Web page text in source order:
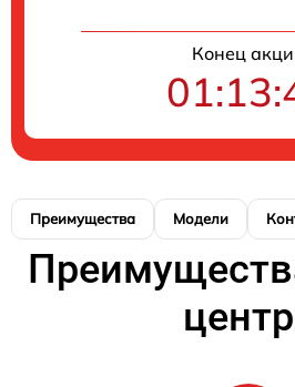
Конец
Преимущества Модели